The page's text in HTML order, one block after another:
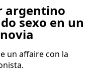
argentino
sexo en un
un affaire con la